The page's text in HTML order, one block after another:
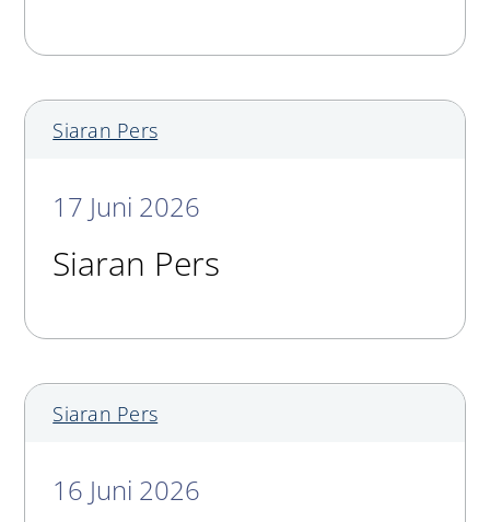
Siaran Pers
17 Juni 2026
Siaran Pers
Siaran Pers
16 Juni 2026